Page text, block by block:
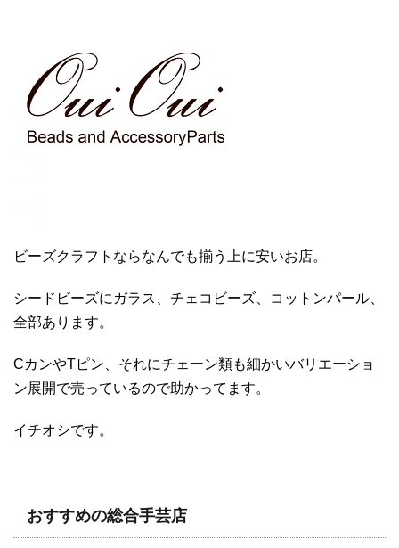
ビーズクラフトならなんでも揃う上に安いお店。
シードビーズにガラス、チェコビーズ、コットンパール、
全部あります。
CカンやTピン、それにチェーン類も細かいバリエーショ
ン展開で売っているので助かってます。
イチオシです。
おすすめの総合手芸店